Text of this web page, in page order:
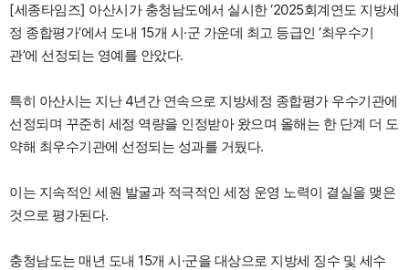
[세종타임즈] 아산시가 충청남도에서 실시한 ‘2025회계연도 지방세
정 종합평가’에서 도내 15개 시·군 가운데 최고 등급인 ‘최우수기
관’에 선정되는 영예를 안았다.
특히 아산시는 지난 4년간 연속으로 지방세정 종합평가 우수기관에
선정되며 꾸준히 세정 역량을 인정받아 왔으며 올해는 한 단계 더 도
약해 최우수기관에 선정되는 성과를 거뒀다.
이는 지속적인 세원 발굴과 적극적인 세정 운영 노력이 결실을 맺은
것으로 평가된다.
충청남도는 매년 도내 15개 시·군을 대상으로 지방세 징수 및 세수